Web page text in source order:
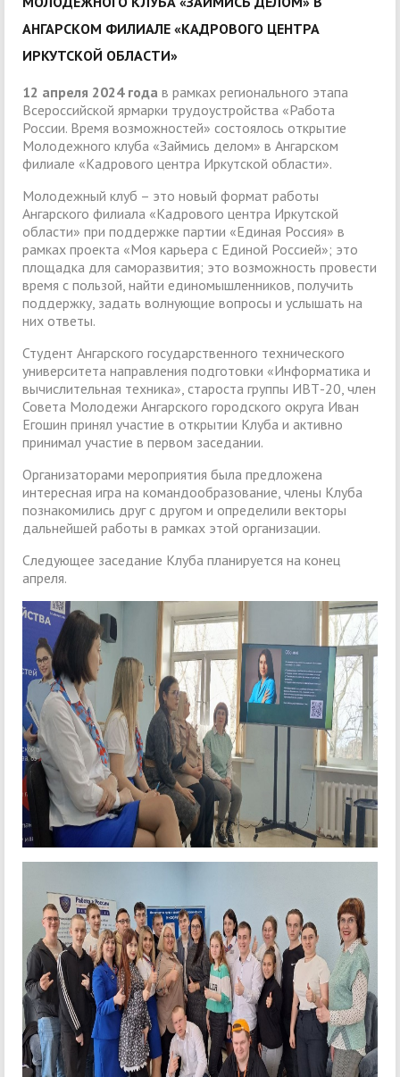
АНГАРСКОМ ФИЛИАЛЕ «КАДРОВОГО ЦЕНТРА
ИРКУТСКОЙ ОБЛАСТИ»
12 апреля 2024 года в рамках регионального этапа
Всероссийской ярмарки трудоустройства «Работа
России. Время возможностей» состоялось открытие
Молодежного клуба «Займись делом» в Ангарском
филиале «Кадрового центра Иркутской области».
Молодежный клуб – это новый формат работы
Ангарского филиала «Кадрового центра Иркутской
области» при поддержке партии «Единая Россия» в
рамках проекта «Моя карьера с Единой Россией»; это
площадка для саморазвития; это возможность провести
время с пользой, найти единомышленников, получить
поддержку, задать волнующие вопросы и услышать на
них ответы.
Студент Ангарского государственного технического
университета направления подготовки «Информатика и
вычислительная техника», староста группы ИВТ-20, член
Совета Молодежи Ангарского городского округа Иван
Егошин принял участие в открытии Клуба и активно
принимал участие в первом заседании.
Организаторами мероприятия была предложена
интересная игра на командообразование, члены Клуба
познакомились друг с другом и определили векторы
дальнейшей работы в рамках этой организации.
Следующее заседание Клуба планируется на конец
апреля.